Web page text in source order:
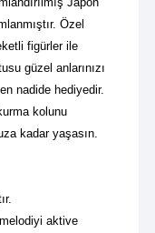
Özel
figürler ile
güzel anlarınızı
nadide hediyedir.
kolunu
kadar yaşasın.
aktive